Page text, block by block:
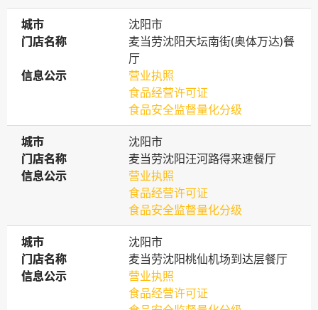
城市
城市
沈阳市
门店名称
门店名称
麦当劳沈阳天坛南街(奥体万达)餐
厅
信息公示
信息公示
营业执照
食品经营许可证
食品安全监督量化分级
城市
城市
沈阳市
门店名称
门店名称
麦当劳沈阳汪河路得来速餐厅
信息公示
信息公示
营业执照
食品经营许可证
食品安全监督量化分级
城市
城市
沈阳市
门店名称
门店名称
麦当劳沈阳桃仙机场到达层餐厅
信息公示
信息公示
营业执照
食品经营许可证